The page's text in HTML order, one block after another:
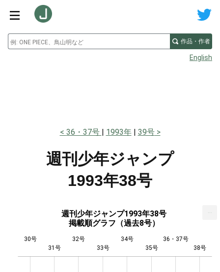
作品・作者
English
36・37号 1993年 39号
週刊少年ジャンプ
1993年38号
週刊少年ジャンプ1993年38号
掲載順グラフ（過去8号）
30号
31号
32号
33号
34号
35号
36・37号
38号